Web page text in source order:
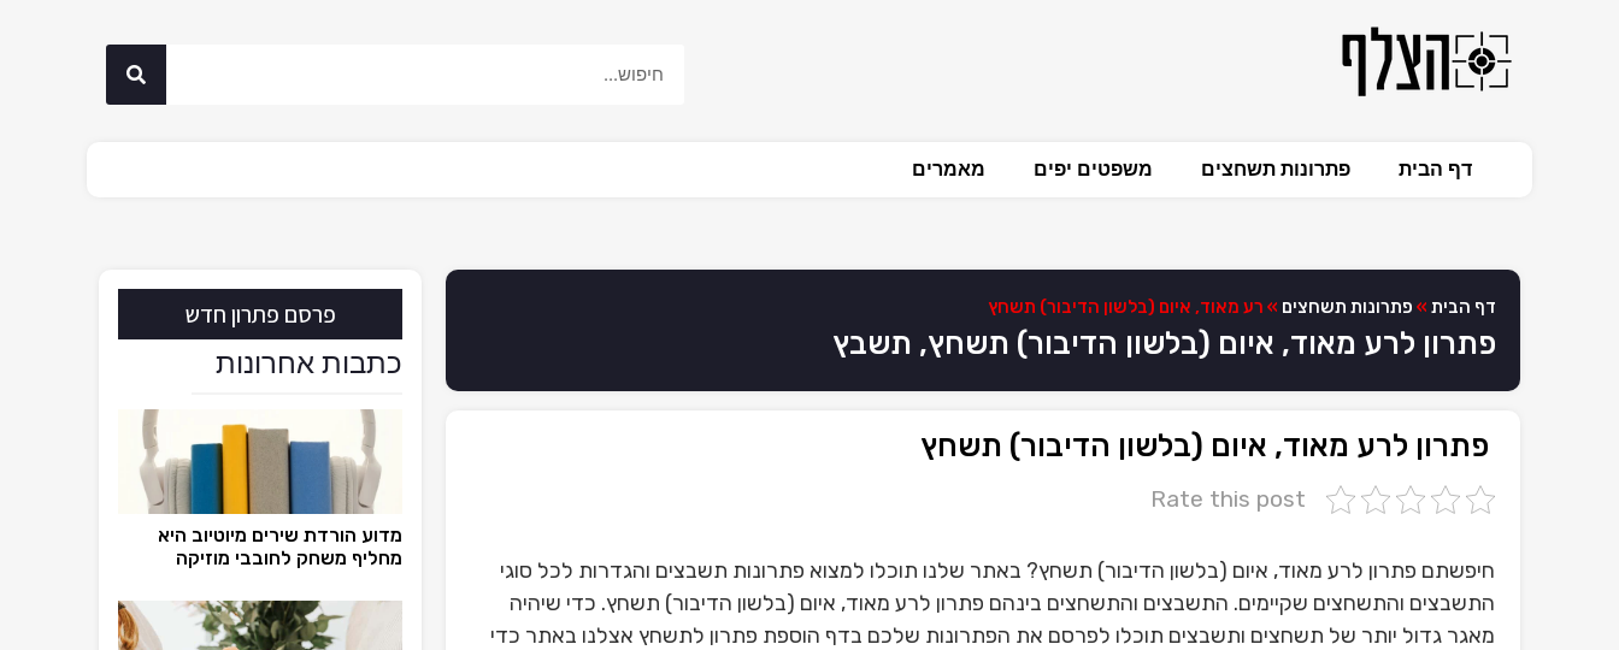
דף הבית פתרונות תשחצים משפטים יפים מאמרים
דף הבית » פתרונות תשחצים » רע מאוד, איום (בלשון הדיבור) תשחץ
פתרון לרע מאוד, איום (בלשון הדיבור) תשחץ, תשבץ
פתרון לרע מאוד, איום (בלשון הדיבור) תשחץ
Rate this post
חיפשתם פתרון לרע מאוד, איום (בלשון הדיבור) תשחץ? באתר שלנו תוכלו למצוא פתרונות תשבצים והגדרות לכל סוגי
התשבצים והתשחצים שקיימים. התשבצים והתשחצים בינהם פתרון לרע מאוד, איום (בלשון הדיבור) תשחץ. כדי שיהיה
מאגר גדול יותר של תשחצים ותשבצים תוכלו לפרסם את הפתרונות שלכם בדף הוספת פתרון לתשחץ אצלנו באתר כדי
פרסם פתרון חדש
כתבות אחרונות
מדוע הורדת שירים מיוטיוב היא
מחליף משחק לחובבי מוזיקה